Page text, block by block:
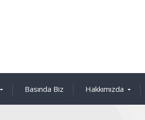
Basında Biz Hakkımızda